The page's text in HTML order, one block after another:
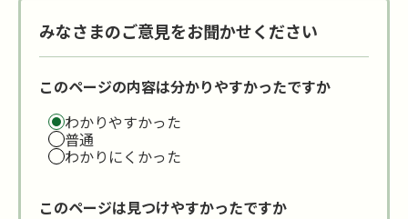
みなさまのご意見をお聞かせください
このページの内容は分かりやすかったですか
わかりやすかった
普通
わかりにくかった
このページは見つけやすかったですか